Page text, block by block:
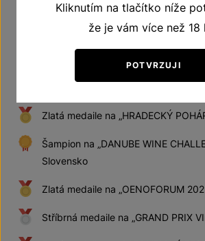
Získaná ocenění
Stříbrná medaile na „PORTUGAL
Zlatá medaile na „HRADECKÝ
Šampion na „DANUBE WINE
Slovensko
Zlatá medaile na „OENOFORUM
Stříbrná medaile na „GRAND PRIX
Kliknutím na tlačítko níže
že je vám více než 18
POTVRZUJI